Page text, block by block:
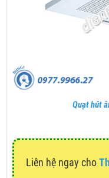
Quạt hút
Liên hệ ngay cho